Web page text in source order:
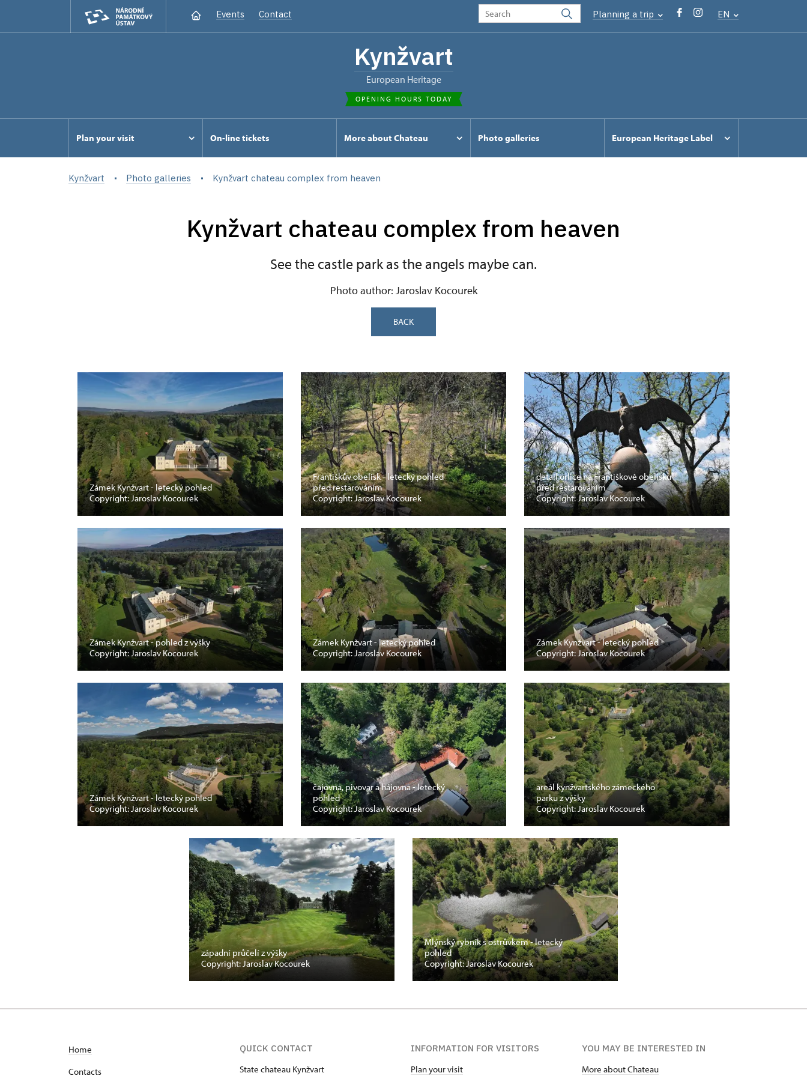
Events Contact Planning a trip EN
Kynžvart
European Heritage
OPENING HOURS TODAY
Plan your visit On-line tickets More about Chateau Photo galleries European Heritage Label
Kynžvart Photo galleries Kynžvart chateau complex from heaven
Kynžvart chateau complex from heaven
See the castle park as the angels maybe can.
Photo author: Jaroslav Kocourek
BACK
Zámek Kynžvart - letecký pohled
Copyright: Jaroslav Kocourek
Františkův obelisk - letecký pohled
před restarováním
Copyright: Jaroslav Kocourek
detail orlice na Františkově obelisku
před restarováním
Copyright: Jaroslav Kocourek
Zámek Kynžvart - pohled z výšky
Copyright: Jaroslav Kocourek
Zámek Kynžvart - letecký pohled
Copyright: Jaroslav Kocourek
Zámek Kynžvart - letecký pohled
Copyright: Jaroslav Kocourek
Zámek Kynžvart - letecký pohled
Copyright: Jaroslav Kocourek
čajovna, pivovar a hájovna - letecký
pohled
Copyright: Jaroslav Kocourek
areál kynžvartského zámeckého
parku z výšky
Copyright: Jaroslav Kocourek
západní průčelí z výšky
Copyright: Jaroslav Kocourek
Mlýnský rybník s ostrůvkem - letecký
pohled
Copyright: Jaroslav Kocourek
Home
Contacts
QUICK CONTACT
State chateau Kynžvart
INFORMATION FOR VISITORS
Plan your visit
YOU MAY BE INTERESTED IN
More about Chateau